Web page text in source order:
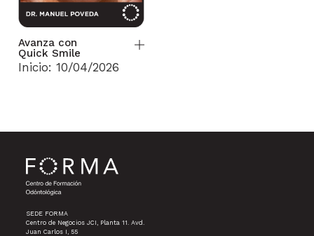
Avanza con
Quick Smile
Inicio: 10/04/2026
SEDE FORMA
Centro de Negocios JCI, Planta 11. Avd.
Juan Carlos I, 55